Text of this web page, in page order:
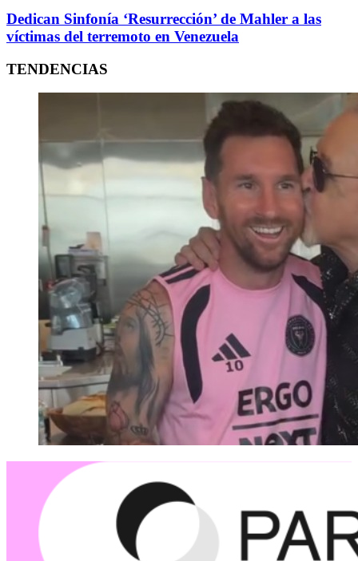
Dedican Sinfonía ‘Resurrección’ de Mahler a las
víctimas del terremoto en Venezuela
TENDENCIAS